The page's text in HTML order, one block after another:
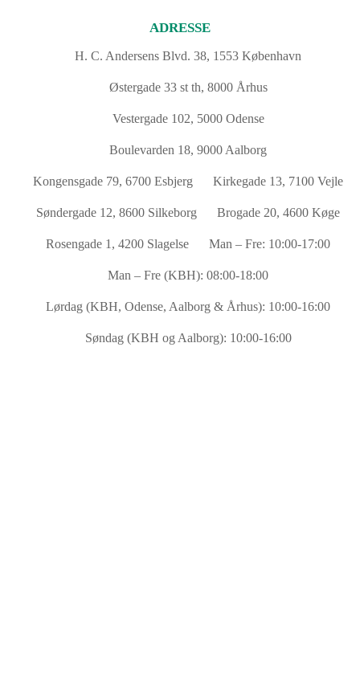
ADRESSE
H. C. Andersens Blvd. 38, 1553 København
Østergade 33 st th, 8000 Århus
Vestergade 102, 5000 Odense
Boulevarden 18, 9000 Aalborg
Kongensgade 79, 6700 Esbjerg Kirkegade 13, 7100 Vejle
Søndergade 12, 8600 Silkeborg Brogade 20, 4600 Køge
Rosengade 1, 4200 Slagelse Man – Fre: 10:00-17:00
Man – Fre (KBH): 08:00-18:00
Lørdag (KBH, Odense, Aalborg & Århus): 10:00-16:00
Søndag (KBH og Aalborg): 10:00-16:00